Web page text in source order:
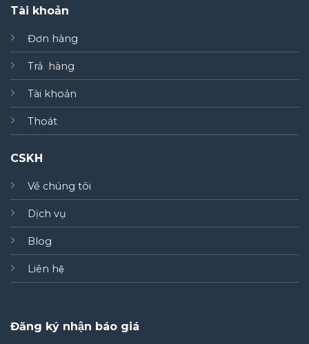
Tài khoản
Đơn hàng
Trả hàng
Tài khoản
Thoát
CSKH
Về chúng tôi
Dịch vụ
Blog
Liên hệ
Đăng ký nhận báo giá